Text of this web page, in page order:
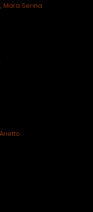
Mara Serina